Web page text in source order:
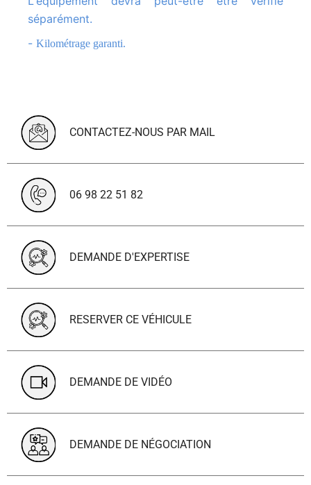
séparément.
Kilométrage garanti.
CONTACTEZ-NOUS PAR MAIL
06 98 22 51 82
DEMANDE D'EXPERTISE
RESERVER CE VÉHICULE
DEMANDE DE VIDÉO
DEMANDE DE NÉGOCIATION